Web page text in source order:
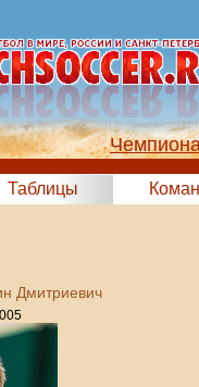
Таблицы
Дмитриевич